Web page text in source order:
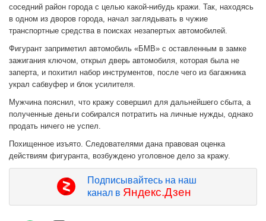
соседний район города с целью какой-нибудь кражи. Так, находясь
в одном из дворов города, начал заглядывать в чужие
транспортные средства в поисках незапертых автомобилей.
Фигурант заприметил автомобиль «БМВ» с оставленным в замке
зажигания ключом, открыл дверь автомобиля, которая была не
заперта, и похитил набор инструментов, после чего из багажника
украл сабвуфер и блок усилителя.
Мужчина пояснил, что кражу совершил для дальнейшего сбыта, а
полученные деньги собирался потратить на личные нужды, однако
продать ничего не успел.
Похищенное изъято. Следователями дана правовая оценка
действиям фигуранта, возбуждено уголовное дело за кражу.
Подписывайтесь на наш
канал в Яндекс.Дзен